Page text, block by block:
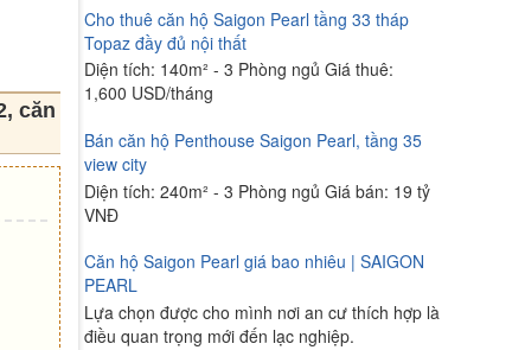
căn
Cho thuê căn hộ Saigon Pearl tầng 33 tháp
Topaz đầy đủ nội thất
Diện tích: 140m² - 3 Phòng ngủ Giá thuê:
1,600 USD/tháng
Bán căn hộ Penthouse Saigon Pearl, tầng 35
view city
Diện tích: 240m² - 3 Phòng ngủ Giá bán: 19 tỷ
VNĐ
Căn hộ Saigon Pearl giá bao nhiêu | SAIGON
PEARL
Lựa chọn được cho mình nơi an cư thích hợp là
điều quan trọng mới đến lạc nghiệp.